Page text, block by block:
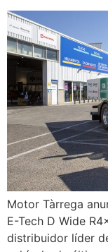
Motor Tàrrega
E-Tech D Wide
distribuidor líder